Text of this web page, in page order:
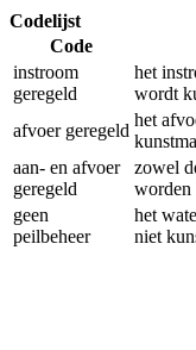
Codelijst
Code
instroom
geregeld
het
wordt
afvoer geregeld
het
aan- en afvoer
geregeld
zowel
worden
geen
peilbeheer
het
niet